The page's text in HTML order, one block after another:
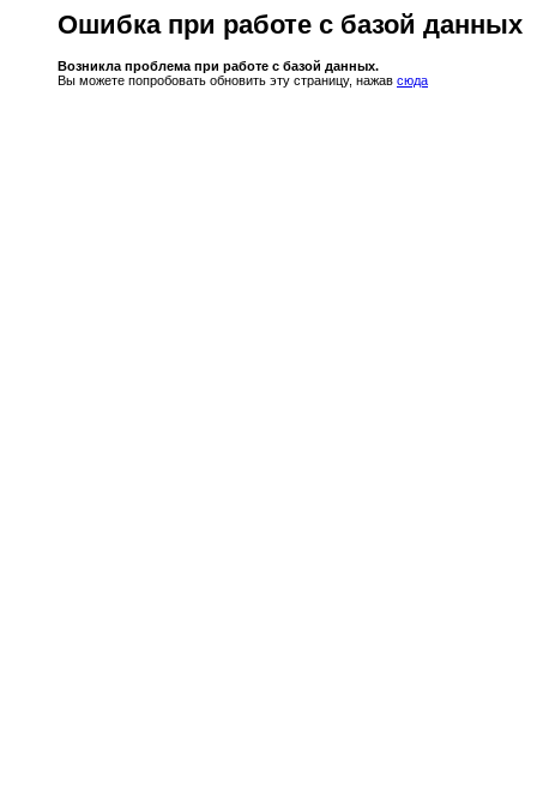
Ошибка при работе с базой данных
Возникла проблема при работе с базой данных.
Вы можете попробовать обновить эту страницу, нажав сюда